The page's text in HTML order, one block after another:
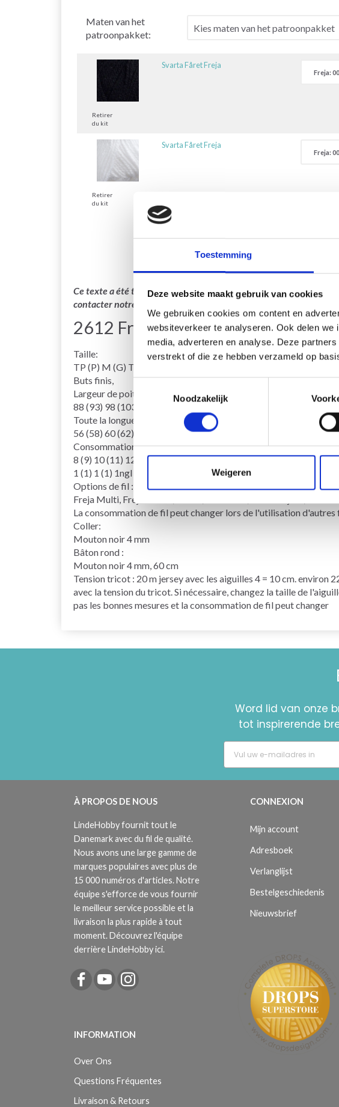
Toestemming
Deze website maakt gebruik van cookies
We gebruiken cookies om content en
websiteverkeer te analyseren. Ook delen
media, adverteren en analyse. Deze
verstrekt of die ze hebben verzameld op
Noodzakelijk
Weigeren
Maten van het
patroonpakket:
Svarta Fåret Freja
Retirer
du kit
Svarta Fåret Freja
Retirer
du kit
Ce texte a été traduit par notre service de traduction
contacter notre service support si vous avez des questions!
2612 Fréja Bluse
Taille:
TP (P) M (G) TG
Buts finis,
Largeur de poitrine:
88 (93) 98 (103) 108 cm
Toute la longueur:
56 (58) 60 (62) 64cm
Consommation de fil :
8 (9) 10 (11) 12ngl fv 1 (sorte 01)
1 (1) 1 (1) 1ngl fv 2 (blanc 04)
Options de fil :
Freja Multi, Freja Denim, Ulrika, Soft Lama, Kilimandjaro, Blue
La consommation de fil peut changer lors de l'utilisation d'autres
Coller:
Mouton noir 4 mm
Bâton rond :
Mouton noir 4 mm, 60 cm
Tension tricot : 20 m jersey avec les aiguilles 4 = 10 cm. environ
avec la tension du tricot. Si nécessaire, changez la taille de
pas les bonnes mesures et la consommation de fil peut changer
Word lid van onze
tot inspirerende
À PROPOS DE NOUS
LindeHobby fournit tout le
Danemark avec du fil de qualité.
Nous avons une large gamme de
marques populaires avec plus de
15 000 numéros d'articles. Notre
équipe s'efforce de vous fournir
le meilleur service possible et la
livraison la plus rapide à tout
moment. Découvrez l'équipe
derrière LindeHobby ici.
INFORMATION
Over Ons
Questions Fréquentes
Livraison & Retours
CONNEXION
Mijn account
Adresboek
Verlanglijst
Bestelgeschiedenis
Nieuwsbrief